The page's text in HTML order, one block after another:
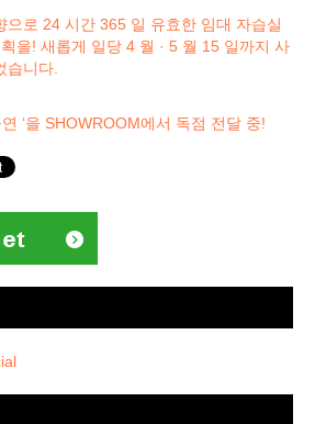
으로 24 시간 365 일 유효한 임대 자습실
을! 새롭게 일당 4 월 · 5 월 15 일까지 사
습니다.
‘을 SHOWROOM에서 독점 전달 중!